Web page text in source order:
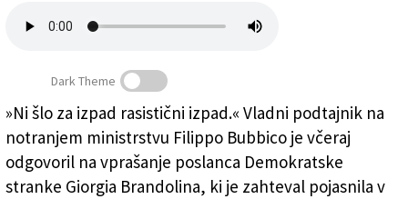
Založnik
Naročnine
»Ni bil rasizem«
Dark Theme
»Ni šlo za izpad rasistični izpad.« Vladni podtajnik na
notranjem ministrstvu Filippo Bubbico je včeraj
odgovoril na vprašanje poslanca Demokratske
stranke Giorgia Brandolina, ki je zahteval pojasnila v